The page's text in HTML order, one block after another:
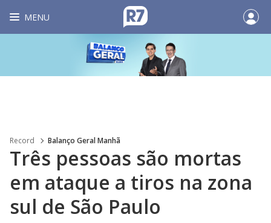
MENU
Record Balanço Geral Manhã
Três pessoas são mortas
em ataque a tiros na zona
sul de São Paulo